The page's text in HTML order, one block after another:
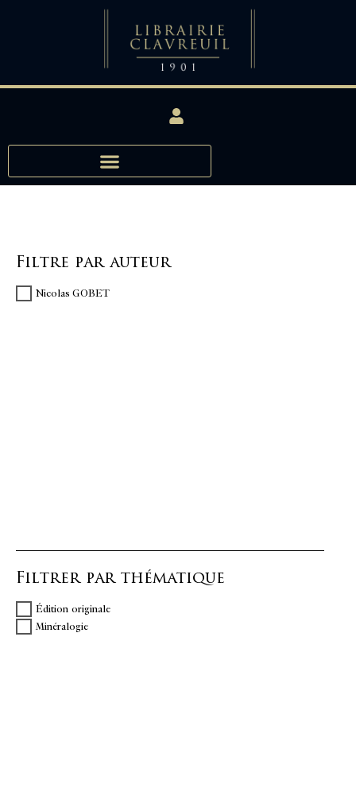
Filtre par auteur
Nicolas GOBET
Filtrer par thématique
Édition originale
Minéralogie